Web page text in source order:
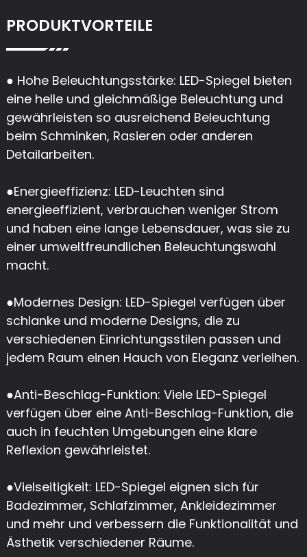
PRODUKTVORTEILE
● Hohe Beleuchtungsstärke: LED-Spiegel bieten
eine helle und gleichmäßige Beleuchtung und
gewährleisten so ausreichend Beleuchtung
beim Schminken, Rasieren oder anderen
Detailarbeiten.
●Energieeffizienz: LED-Leuchten sind
energieeffizient, verbrauchen weniger Strom
und haben eine lange Lebensdauer, was sie zu
einer umweltfreundlichen Beleuchtungswahl
macht.
●Modernes Design: LED-Spiegel verfügen über
schlanke und moderne Designs, die zu
verschiedenen Einrichtungsstilen passen und
jedem Raum einen Hauch von Eleganz verleihen.
●Anti-Beschlag-Funktion: Viele LED-Spiegel
verfügen über eine Anti-Beschlag-Funktion, die
auch in feuchten Umgebungen eine klare
Reflexion gewährleistet.
●Vielseitigkeit: LED-Spiegel eignen sich für
Badezimmer, Schlafzimmer, Ankleidezimmer
und mehr und verbessern die Funktionalität und
Ästhetik verschiedener Räume.